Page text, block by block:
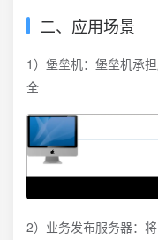
二、应用场景
1）堡垒机：堡垒机承
全
2）业务发布服务器：